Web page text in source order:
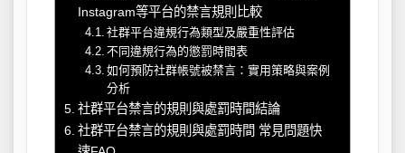
Instagram等平台的禁言規則比較
社群平台違規行為類型及嚴重性評估
不同違規行為的懲罰時間表
如何預防社群帳號被禁言：實用策略與案例
分析
社群平台禁言的規則與處罰時間結論
社群平台禁言的規則與處罰時間 常見問題快